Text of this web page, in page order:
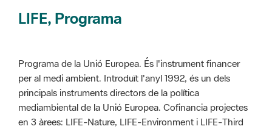
LIFE, Programa
Programa de la Unió Europea. És l'instrument financer
per al medi ambient. Introduït l'anyl 1992, és un dels
principals instruments directors de la política
mediambiental de la Unió Europea. Cofinancia projectes
en 3 àrees: LIFE-Nature, LIFE-Environment i LIFE-Third